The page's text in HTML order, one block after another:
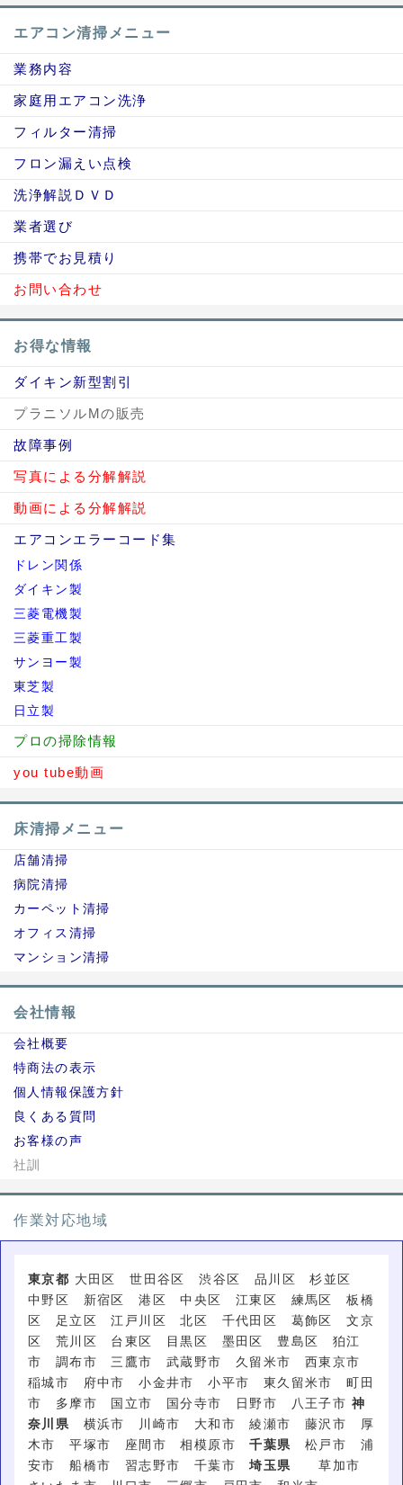
エアコン清掃メニュー
業務内容
家庭用エアコン洗浄
フィルター清掃
フロン漏えい点検
洗浄解説ＤＶＤ
業者選び
携帯でお見積り
お問い合わせ
お得な情報
ダイキン新型割引
プラニソルMの販売
故障事例
写真による分解解説
動画による分解解説
エアコンエラーコード集
ドレン関係
ダイキン製
三菱電機製
三菱重工製
サンヨー製
東芝製
日立製
プロの掃除情報
you tube動画
床清掃メニュー
店舗清掃
病院清掃
カーペット清掃
オフィス清掃
マンション清掃
会社情報
会社概要
特商法の表示
個人情報保護方針
良くある質問
お客様の声
社訓
作業対応地域
東京都 大田区 世田谷区 渋谷区 品川区 杉並区
中野区 新宿区 港区 中央区 江東区 練馬区 板橋
区 足立区 江戸川区 北区 千代田区 葛飾区 文京
区 荒川区 台東区 目黒区 墨田区 豊島区 狛江
市 調布市 三鷹市 武蔵野市 久留米市 西東京市
稲城市 府中市 小金井市 小平市 東久留米市 町田
市 多摩市 国立市 国分寺市 日野市 八王子市 神
奈川県 横浜市 川崎市 大和市 綾瀬市 藤沢市 厚
木市 平塚市 座間市 相模原市千葉県
松戸市 浦
安市 船橋市 習志野市 千葉市埼玉県
草加市